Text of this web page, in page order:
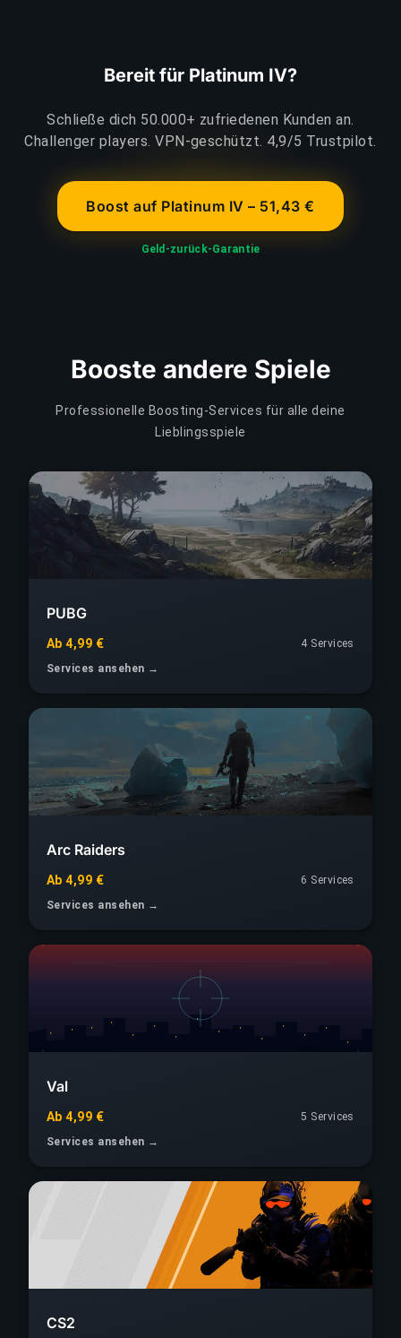
Bereit für Platinum IV?
Schließe dich 50.000+ zufriedenen Kunden an.
Challenger players. VPN-geschützt. 4,9/5 Trustpilot.
Boost auf Platinum IV – 51,43 €
Geld-zurück-Garantie
Booste andere Spiele
Professionelle Boosting-Services für alle deine
Lieblingsspiele
PUBG
Ab 4,99 €
4 Services
Services ansehen →
Arc Raiders
Ab 4,99 €
6 Services
Services ansehen →
Val
Ab 4,99 €
5 Services
Services ansehen →
CS2